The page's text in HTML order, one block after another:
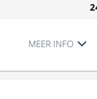
MEER INFO